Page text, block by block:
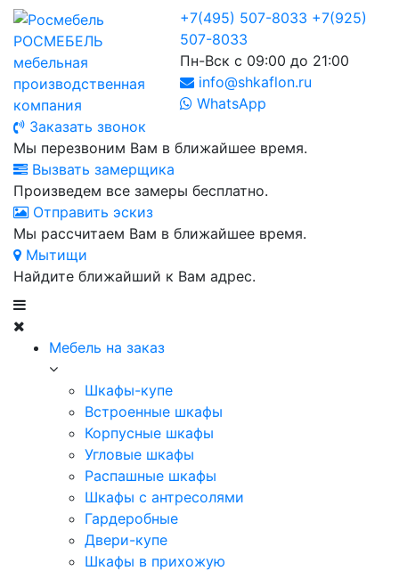
РОСМЕБЕЛЬ
мебельная
производственная
компания
+7(495) 507-8033 +7(925)
507-8033
Пн-Вск с 09:00 до 21:00
info@shkaflon.ru
WhatsApp
Заказать звонок
Мы перезвоним Вам в ближайшее время.
Вызвать замерщика
Произведем все замеры бесплатно.
Отправить эскиз
Мы рассчитаем Вам в ближайшее время.
Мытищи
Найдите ближайший к Вам адрес.
Мебель на заказ
Шкафы-купе
Встроенные шкафы
Корпусные шкафы
Угловые шкафы
Распашные шкафы
Шкафы с антресолями
Гардеробные
Двери-купе
Шкафы в прихожую